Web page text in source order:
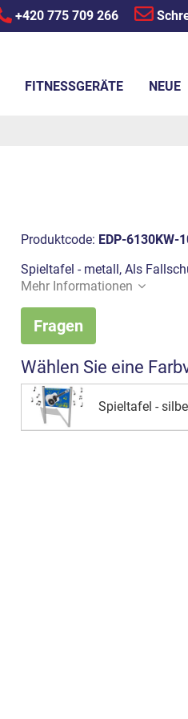
+420 775 709 266
Produktcode: EDP-6130KW-
Spieltafel - metall, Als
Mehr Informationen
Fragen
Wählen Sie eine
Spieltafel -
FITNESSGERÄTE NEUE